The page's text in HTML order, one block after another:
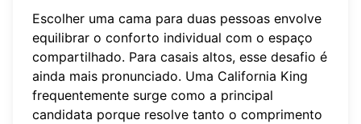
Escolher uma cama para duas pessoas envolve
equilibrar o conforto individual com o espaço
compartilhado. Para casais altos, esse desafio é
ainda mais pronunciado. Uma California King
frequentemente surge como a principal
candidata porque resolve tanto o comprimento